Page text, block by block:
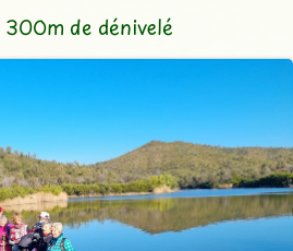
de dénivelé